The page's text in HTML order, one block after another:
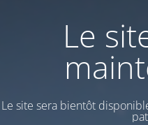
Le
Le site sera bientôt